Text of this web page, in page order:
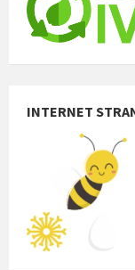
INTERNET